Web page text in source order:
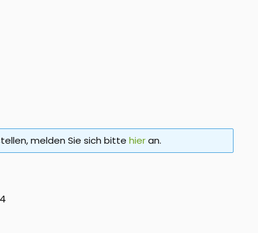
melden Sie sich bitte hieran.